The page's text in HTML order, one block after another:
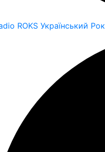
ROKS Український Рок